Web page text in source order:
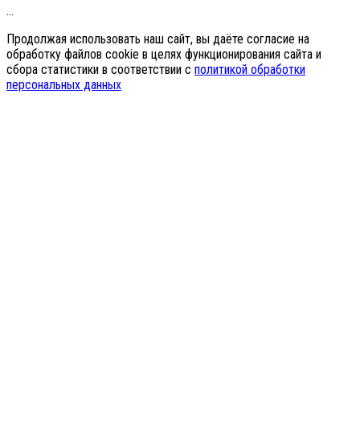
…
Продолжая использовать наш сайт, вы даёте согласие на
обработку файлов cookie в целях функционирования сайта и
сбора статистики в соответствии с политикой обработки
персональных данных